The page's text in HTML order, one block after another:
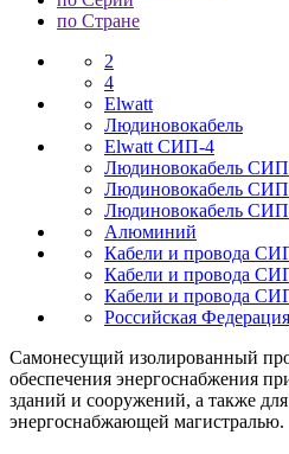
по Стране
2
4
Elwatt
Людиновокабель
Elwatt СИП-4
Людиновокабель
Людиновокабель
Людиновокабель
Алюминий
Кабели и провода
Кабели и провода
Кабели и провода
Российская Федерация
Самонесущий изолированный
обеспечения энергоснабжения
зданий и сооружений, а также
энергоснабжающей магистралью.